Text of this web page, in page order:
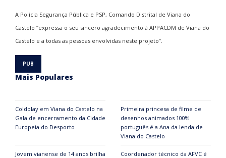
A Polícia Segurança Pública e PSP, Comando Distrital de Viana do
Castelo “expressa o seu sincero agradecimento à APPACDM de Viana do
Castelo e a todas as pessoas envolvidas neste projeto”.
Mais Populares
Coldplay em Viana do Castelo na
Gala de encerramento da Cidade
Europeia do Desporto
Primeira princesa de filme de
desenhos animados 100%
português é a Ana da lenda de
Viana do Castelo
Jovem vianense de 14 anos brilha
Coordenador técnico da AFVC é